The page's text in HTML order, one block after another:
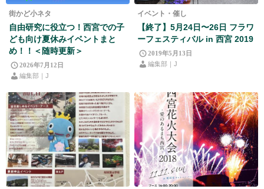
街かど小ネタ
自由研究に役立つ！西宮での子
ども向け夏休みイベントまと
め！！＜随時更新＞
2026年7月12日
編集部｜J
イベント・催し
【終了】5月24日〜26日 フラワ
ーフェスティバル in 西宮 2019
2019年5月13日
編集部｜J